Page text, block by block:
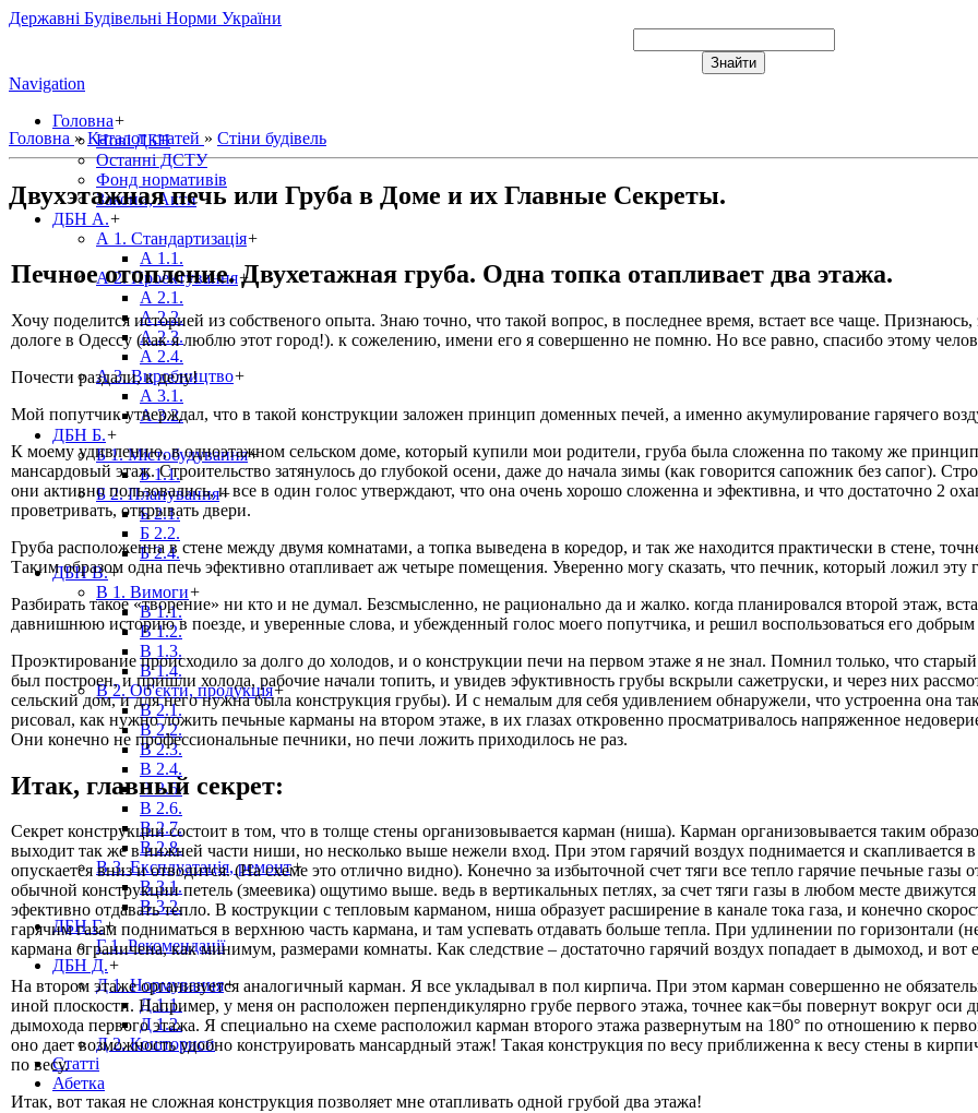
Державні Будівельні Норми України
Navigation
Головна+
Нові ДБН
Останні ДСТУ
Фонд нормативів
Закони, Акти
ДБН А.+
А 1. Стандартизація+
А 1.1.
А 2. Проектування+
А 2.1.
А 2.2.
А 2.3.
А 2.4.
А 3. Виробництво+
А 3.1.
А 3.2.
ДБН Б.+
Б 1. Містобудування+
Б 1.1.
Б 2. Планування+
Б 2.1.
Б 2.2.
Б 2.4.
ДБН В.+
В 1. Вимоги+
В 1.1.
В 1.2.
В 1.3.
В 1.4.
В 2. Об'єкти, продукція+
В 2.1.
В 2.2.
В 2.3.
В 2.4.
В 2.5.
В 2.6.
В 2.7.
В 2.8.
В 3. Експлуатація, ремонт+
В 3.1.
В 3.2.
ДБН Г.+
Г 1. Рекомендації
ДБН Д.+
Д 1. Нормування+
Д 1.1.
Д 1.2.
Д 2. Кошториси
Статті
Абетка
Головна » Каталог статей » Стіни будівель
Двухэтажная печь или Груба в Доме и их Главные Секреты.
Печное отопление. Двухетажная груба. Одна топка отапливает два этажа.
Хочу поделится историей из собственого опыта. Знаю точно, что такой вопрос, в последнее время, встает все чаще.
дологе в Одессу (как я люблю этот город!). к сожелению, имени его я совершенно не помню. Но все равно, спасибо этому
Почести раздали, к делу!
Мой попутчик утверждал, что в такой конструкции заложен принцип доменных печей, а именно акумулирование гарячего
К моему удивлению, в одноэтажном сельском доме, который купили мои родители, груба была сложенна по такому же
мансардовый этаж. Строительство затянулось до глубокой осени, даже до начала зимы (как говорится сапожник без сапог).
они активно пользовались, и все в один голос утверждают, что она очень хорошо сложенна и эфективна, и что достаточно 2
проветривать, открывать двери.
Груба расположенна в стене между двумя комнатами, а топка выведена в коредор, и так же находится практически в стене,
Таким образом одна печь эфективно отапливает аж четыре помещения. Уверенно могу сказать, что печник, который ложил
Разбирать такое «творение» ни кто и не думал. Безсмысленно, не рационально да и жалко. когда планировался второй этаж,
давнишнюю историю в поезде, и уверенные слова, и убежденный голос моего попутчика, и решил воспользоваться его
Проэктирование происходило за долго до холодов, и о конструкции печи на первом этаже я не знал. Помнил только, что
был построен, и пришли холода, рабочие начали топить, и увидев эфуктивность грубы вскрыли сажетруски, и через них
сельский дом, и для него нужна была конструкция грубы). И с немалым для себя удивлением обнаружели, что устроенна она
рисовал, как нужно ложить печьные карманы на втором этаже, в их глазах откровенно просматривалось напряженное
Они конечно не профессиональные печники, но печи ложить приходилось не раз.
Итак, главный секрет:
Секрет конструкции состоит в том, что в толще стены организовывается карман (ниша). Карман организовывается таким
выходит так же в нижней части ниши, но несколько выше нежели вход. При этом гарячий воздух поднимается и скапливается
опускается вниз и отводится. (На схеме это отлично видно). Конечно за избыточной счет тяги все тепло гарячие печьные
обычной конструкции петель (змеевика) ощутимо выше. ведь в вертикальных петлях, за счет тяги газы в любом месте
эфективно отдавать тепло. В кострукции с тепловым карманом, ниша образует расширение в канале тока газа, и конечно
гарячим газам подниматься в верхнюю часть кармана, и там успевать отдавать больше тепла. При удлинении по горизонтали
кармана ограничена, как минимум, размерами комнаты. Как следствие – достаточно гарячий воздух попадает в дымоход, и вот
На втором этаже организуется аналогичный карман. Я все укладывал в пол кирпича. При этом карман совершенно не
иной плоскости. Например, у меня он расположен перпендикулярно грубе первого этажа, точнее как=бы повернут вокруг
дымохода первого этажа. Я специально на схеме расположил карман второго этажа развернутым на 180° по отношению к
оно дает возможность удобно конструировать мансардный этаж! Такая конструкция по весу приближенна к весу стены в
по весу.
Итак, вот такая не сложная конструкция позволяет мне отапливать одной грубой два этажа!